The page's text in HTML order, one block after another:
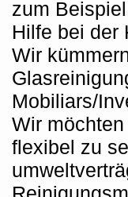
zum
Hilfe bei der
Wir
Mobiliars/
Wir
flexibel zu